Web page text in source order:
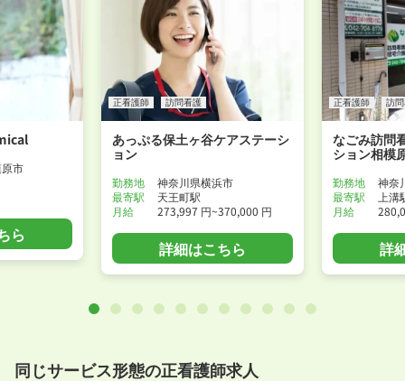
市
ら
正看護師 訪問看護
あっぷる保土ヶ谷ケアステーシ
ョン
勤務地
神奈川県横浜市
最寄駅
天王町駅
月給
273,997 円~370,000 円
詳細はこちら
正看護師 訪
なごみ訪問
ション相模
勤務地
神奈
最寄駅
上溝
月給
詳
同じサービス形態の正看護師求人